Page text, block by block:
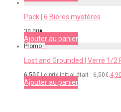
Pack | 6 Bières mystères
30,00€
Ajouter au panier
Promo !
Lost and Grounded | Verre 1/2
6,50€ Le prix initial était : 6,50€.4,90
Ajouter au panier